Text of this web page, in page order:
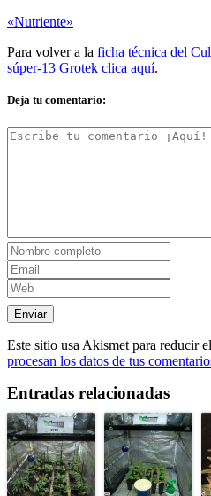
«Nutriente»
Para volver a la ficha técnica del
súper-13 Grotek clica aquí.
Deja tu comentario:
Este sitio usa Akismet para reducir
procesan los datos de tus
Entradas relacionadas